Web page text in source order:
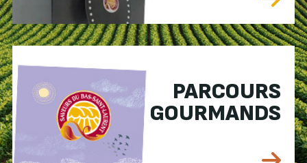
PARCOURS
GOURMANDS